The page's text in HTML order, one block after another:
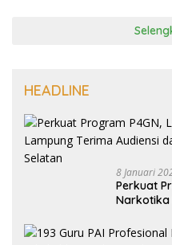
HEADLINE
8 Januari
Perkuat
Narkotika
Selatan